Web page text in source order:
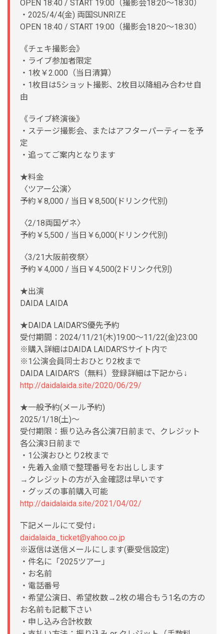
OPEN 18:40 / START 19:00（撮影会18:20〜18:30）
・2025/4/4(金) 両国SUNRIZE
OPEN 18:40 / START 19:00（撮影会18:20〜18:30）
《チェキ撮影会》
・ライブ参加者限定
・1枚￥2.000（当日清算）
・1枚目は5ショット撮影、2枚目以降組み合わせ自
由
《ライブ終演後》
・ステージ撮影会、またはアフターパーティーを予
定
・追ってご案内となります
★料金
〈ツアー公演〉
予約￥8,000 / 当日￥8,500(ドリンク代別)
〈2/18両国ゲネ〉
予約￥5,500 / 当日￥6,000(ドリンク代別)
〈3/21大阪前夜祭〉
予約￥4,000 / 当日￥4,500(2ドリンク代別)
★出演
DAIDA LAIDA
★DAIDA LAIDAR'S優先予約
受付期間：2024/11/21(木)19:00～11/22(金)23:00
※購入詳細はDAIDA LAIDAR'Sサイト内で
※1公演会員同士おひとり2枚まで
DAIDA LAIDAR'S（無料）登録詳細は下記から↓
http://daidalaida.site/2020/06/29/
★一般予約(メール予約)
2025/1/18(土)～
受付期限：振り込み各公演7日前まで、クレジット
各公演3日前まで
・1公演おひとり2枚まで
・先着入金順で整理番号をお出しします
→クレジットの方が入金確認は早いです
・グッズの事前購入可能
http://daidalaida.site/2021/04/02/
下記メールにて受付↓
daidalaida_ticket@yahoo.co.jp
※返信は送信メールにします(要受信設定)
・件名に「2025ツアー」
・お名前
・電話番号
・希望公演日、希望枚数→2枚の場合もう1名の方の
お名前も記載下さい
・申し込み合計枚数